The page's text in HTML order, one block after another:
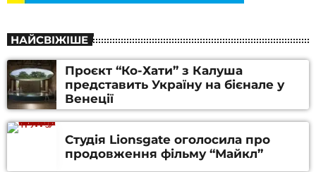
НАЙСВІЖІШЕ
Проєкт “Ко-Хати” з Калуша
представить Україну на бієнале у
Венеції
Студія Lionsgate оголосила про
продовження фільму “Майкл”